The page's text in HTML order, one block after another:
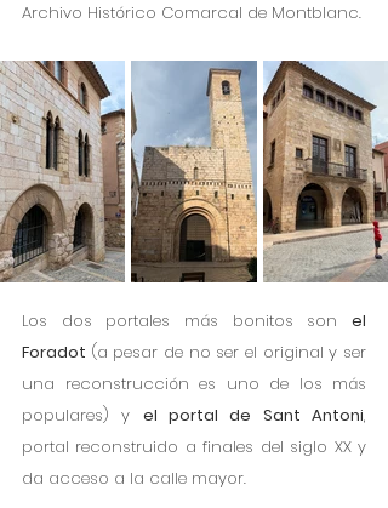
Archivo Histórico Comarcal de Montblanc.
Los dos portales más bonitos son el
Foradot (a pesar de no ser el original y ser
una reconstrucción es uno de los más
populares) y el portal de Sant Antoni,
portal reconstruido a finales del siglo XX y
da acceso a la calle mayor.